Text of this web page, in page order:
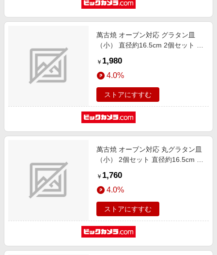
萬古焼 オーブン対応 グラタン皿
（小） 直径約16.5cm 2個セット 水
￥ 1,980
4.0%
ストアにすすむ
萬古焼 オーブン対応 丸グラタン皿
（小） 2個セット 直径約16.5cm 水
￥ 1,760
4.0%
ストアにすすむ